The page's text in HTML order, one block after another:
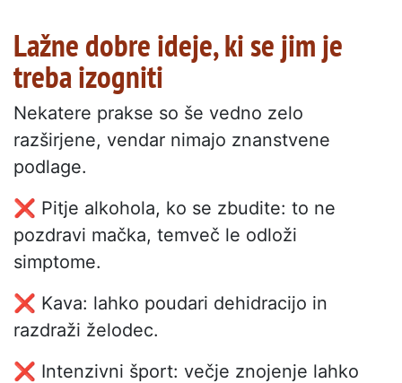
Lažne dobre ideje, ki se jim je
treba izogniti
Nekatere prakse so še vedno zelo
razširjene, vendar nimajo znanstvene
podlage.
❌ Pitje alkohola, ko se zbudite: to ne
pozdravi mačka, temveč le odloži
simptome.
❌ Kava: lahko poudari dehidracijo in
razdraži želodec.
❌ Intenzivni šport: večje znojenje lahko